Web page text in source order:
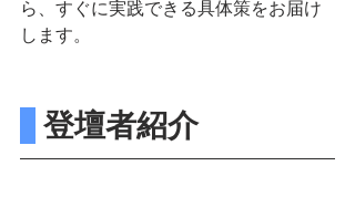
ら、すぐに実践できる具体策をお届け
します。
登壇者紹介